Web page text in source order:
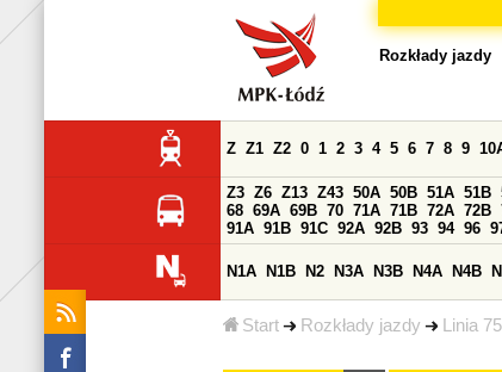
Start Rozkłady jazdy Linia
Rozkłady jazdy
Z Z1 Z2 0 1 2 3 4 5 6 7 8 9
Z3 Z6 Z13 Z43 50A 50B 51A 51B
68 69A 69B 70 71A 71B 72A 72B
91A 91B 91C 92A 92B 93 94 96
N1A N1B N2 N3A N3B N4A N4B